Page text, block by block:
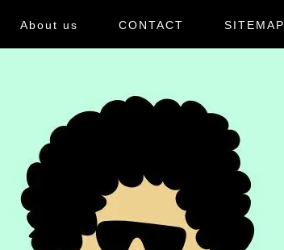
About us CONTACT SITEMAP